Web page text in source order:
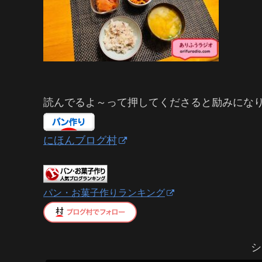
読んでるよ～って押してくださると励みにな
にほんブログ村
パン・お菓子作りランキング